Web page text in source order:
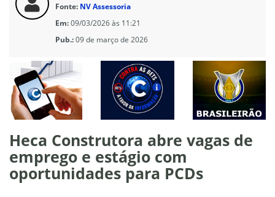
Fonte: NV Assessoria
Em:09/03/2026 às 11:21
Pub.:09 de março de 2026
Heca Construtora abre vagas de
emprego e estágio com
oportunidades para PCDs